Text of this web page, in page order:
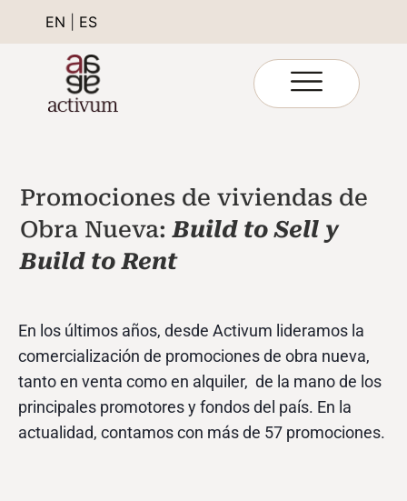
EN ES
Promociones de viviendas de
Obra Nueva:Build to Sell y
Build to Rent
En los últimos años, desde Activum lideramos la
comercialización de promociones de obra nueva,
tanto en venta como en alquiler, de la mano de los
principales promotores y fondos del país. En la
actualidad, contamos con más de 57 promociones.